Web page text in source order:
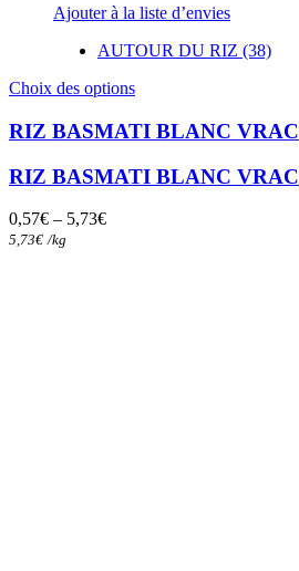
Ajouter à la liste d’envies
AUTOUR DU RIZ (38)
Choix des optionsCe
a
plusieurs
variations.
Les
RIZ BASMATI BLANC VRAC
RIZ BASMATI BLANC VRAC
0,57€ – 5,73€
5,73€ /kg